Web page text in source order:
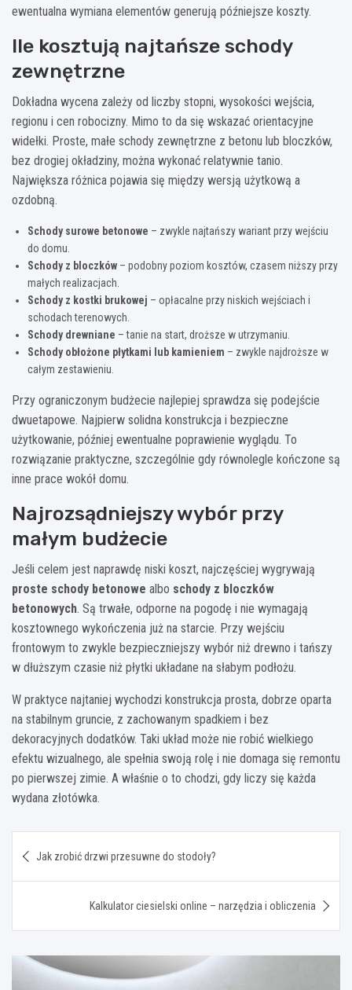
ewentualna wymiana elementów generują późniejsze koszty.
Ile kosztują najtańsze schody
zewnętrzne
Dokładna wycena zależy od liczby stopni, wysokości wejścia,
regionu i cen robocizny. Mimo to da się wskazać orientacyjne
widełki. Proste, małe schody zewnętrzne z betonu lub bloczków,
bez drogiej okładziny, można wykonać relatywnie tanio.
Największa różnica pojawia się między wersją użytkową a
ozdobną.
Schody surowe betonowe – zwykle najtańszy wariant przy wejściu
do domu.
Schody z bloczków – podobny poziom kosztów, czasem niższy przy
małych realizacjach.
Schody z kostki brukowej – opłacalne przy niskich wejściach i
schodach terenowych.
Schody drewniane – tanie na start, droższe w utrzymaniu.
Schody obłożone płytkami lub kamieniem – zwykle najdroższe w
całym zestawieniu.
Przy ograniczonym budżecie najlepiej sprawdza się podejście
dwuetapowe. Najpierw solidna konstrukcja i bezpieczne
użytkowanie, później ewentualne poprawienie wyglądu. To
rozwiązanie praktyczne, szczególnie gdy równolegle kończone są
inne prace wokół domu.
Najrozsądniejszy wybór przy
małym budżecie
Jeśli celem jest naprawdę niski koszt, najczęściej wygrywają
proste schody betonowe albo schody z bloczków
betonowych. Są trwałe, odporne na pogodę i nie wymagają
kosztownego wykończenia już na starcie. Przy wejściu
frontowym to zwykle bezpieczniejszy wybór niż drewno i tańszy
w dłuższym czasie niż płytki układane na słabym podłożu.
W praktyce najtaniej wychodzi konstrukcja prosta, dobrze oparta
na stabilnym gruncie, z zachowanym spadkiem i bez
dekoracyjnych dodatków. Taki układ może nie robić wielkiego
efektu wizualnego, ale spełnia swoją rolę i nie domaga się remontu
po pierwszej zimie. A właśnie o to chodzi, gdy liczy się każda
wydana złotówka.
wpisu
Jak zrobić drzwi przesuwne do stodoły?
Kalkulator ciesielski online – narzędzia i obliczenia